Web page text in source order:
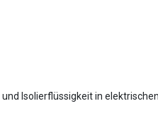
Isolierflüssigkeit in